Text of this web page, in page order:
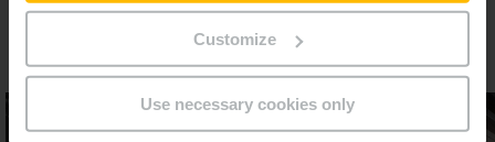
Customize
Use necessary cookies only